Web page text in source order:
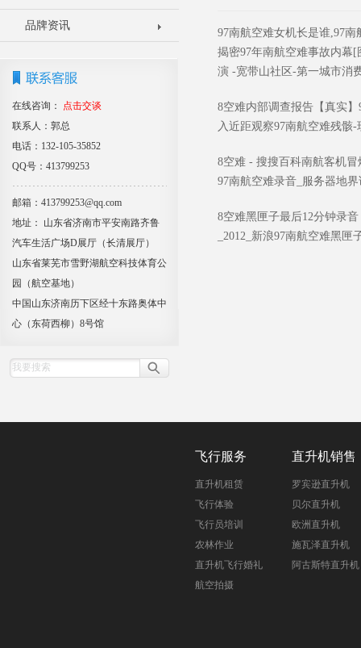
品牌资讯
在线咨询：
点击交谈
联系人：郭总
电话：132-105-35852
QQ号：413799253
邮箱：413799253@qq.com
地址： 山东省济南市平安南路齐鲁
汽车生活广场D展厅（长清展厅）
山东省莱芜市雪野湖航空科技体育公
园（航空基地）
中国山东济南历下区经十东路奥体中
心（东荷西柳）8号馆
97南航空难女机长是谁,97
揭密97年南航空难事故内幕[
演 -宽带山社区-第一城市消
8空难内部调查报告【真实
入近距观察97南航空难残骸
8空难 - 搜搜百科南航客机
97南航空难录音_服务器地
8空难黑匣子最后12分钟录
_2012_新浪97南航空难黑
飞行服务
直升机租赁
飞行体验
飞行员培训
农林作业
直升机飞行婚礼
航空拍摄
直升机销售
罗宾逊直升机
贝尔直升机
欧洲直升机
施瓦泽直升机
阿古斯特直升机